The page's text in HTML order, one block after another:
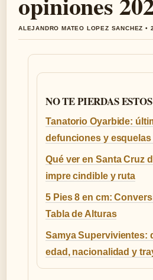
ALEJANDRO MATEO LOPEZ SANCHEZ
NO TE PIERDAS ESTOS
Tanatorio Oyarbide:
defunciones y esquelas
Qué ver en Santa Cruz
impre cindible y ruta
5 Pies 8 en cm:
Tabla de Alturas
Samya Supervivientes:
edad, nacionalidad y